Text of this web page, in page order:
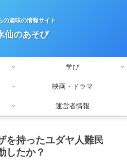
の趣味の情報サイト
仙のあそび
学び
映画・ドラマ
運営者情報
を持ったユダヤ人難民
したか？